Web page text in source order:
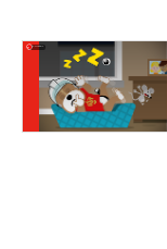
Luister